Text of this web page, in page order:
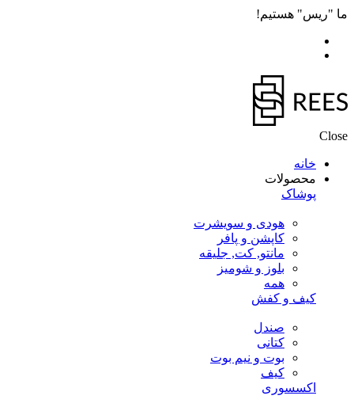
ما "ریس" هستیم!
Close
خانه
محصولات
پوشاک
هودی و سویشرت
کاپشن و پافر
مانتو, کت, جلیقه
بلوز و شومیز
همه
کیف و کفش
صندل
کتانی
بوت و نیم بوت
کیف
اکسسوری